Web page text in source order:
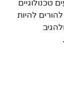
להיות